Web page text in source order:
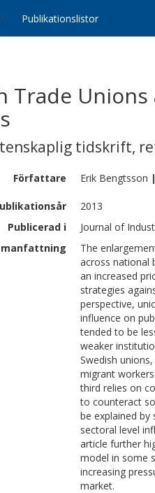
Publikationslistor
Trade
tidskrift,
Författare Erik Bengtsson
2013
Publicerad i
Journal of
The
across national
an increased
strategies
perspective,
influence on
tended to be
weaker
Swedish
migrant
third relies on
to counteract
be explained
sectoral level
article further
model in some
increasing
market.